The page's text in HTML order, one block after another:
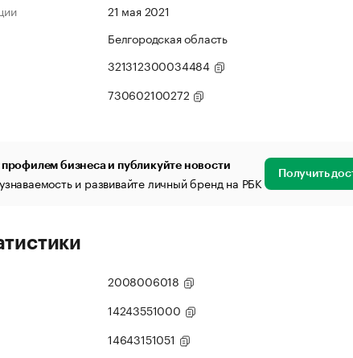
21 мая 2021
Белгородская область
321312300034484
730602100272
профилем бизнеса и публикуйте новости
и развивайте личный бренд на РБК Получить
2008006018
14243551000
14643151051